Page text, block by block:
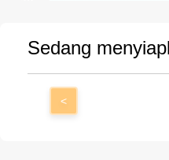
Sedang
<